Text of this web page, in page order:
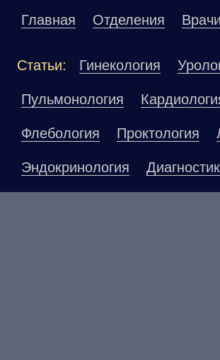
Главная Отделения Врачи
Статьи: Гинекология
Пульмонология
Флебология Проктология
Эндокринология